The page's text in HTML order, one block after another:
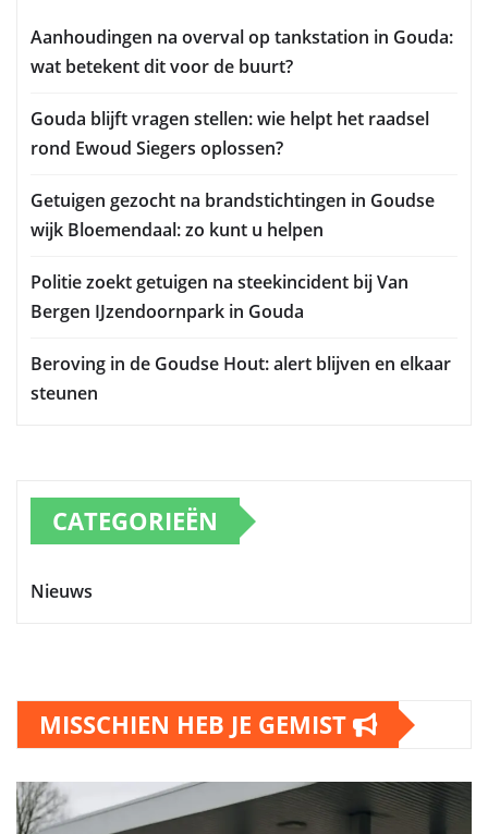
Aanhoudingen na overval op tankstation in Gouda:
wat betekent dit voor de buurt?
Gouda blijft vragen stellen: wie helpt het raadsel
rond Ewoud Siegers oplossen?
Getuigen gezocht na brandstichtingen in Goudse
wijk Bloemendaal: zo kunt u helpen
Politie zoekt getuigen na steekincident bij Van
Bergen IJzendoornpark in Gouda
Beroving in de Goudse Hout: alert blijven en elkaar
steunen
CATEGORIEËN
Nieuws
MISSCHIEN HEB JE GEMIST